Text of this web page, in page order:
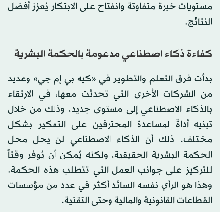
مستويات خبرة متفاوتة وانفتاح على الابتكار يُعزز أفضل
النتائج.
كفاءة ذكاء اصطناعي مدعومة بالحكمة البشرية
بدأت فرق التعلم والتطوير في «كيه بي إم جي» وعديد
من الشركات الأخرى التي تحدثت معها، في الارتقاء
بالذكاء الاصطناعي إلى مستوى جديد، وذلك من خلال
تبنيه أداةً لمساعدة المحترفين على التفكير بشكل
مختلف. ذلك أن الذكاء الاصطناعي لن يحل محل
الحكمة البشرية الحقيقية، ولكنه يُمكن أن يُوفر وقتاً
للتركيز على جوانب العمل التي تتطلب هذه الحكمة.
وهذا هو الرأي نفسه السائد أكثر في عدد من مؤسسات
القطاعات القانونية والمالية وحتى التقنية.